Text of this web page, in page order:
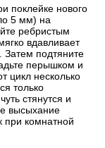
поклейке нового
5 мм) на
ребристым
вдавливает
Затем подтяните
перышком и
цикл несколько
только
стянутся и
высыхание
при комнатной